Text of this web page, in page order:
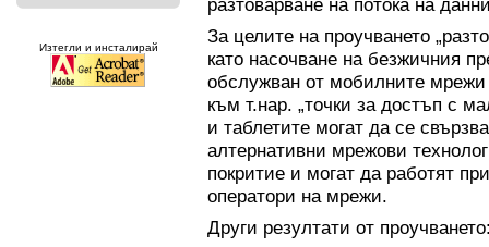
Изтегли и инсталирай
разтоварване на потока на
За целите на проучването
като насочване на безжичния
обслужван от мобилните мрежи
към т.нар. „точки за достъп с
и таблетите могат да се
алтернативни мрежови
покритие и могат да работят
оператори на мрежи.
Други резултати от